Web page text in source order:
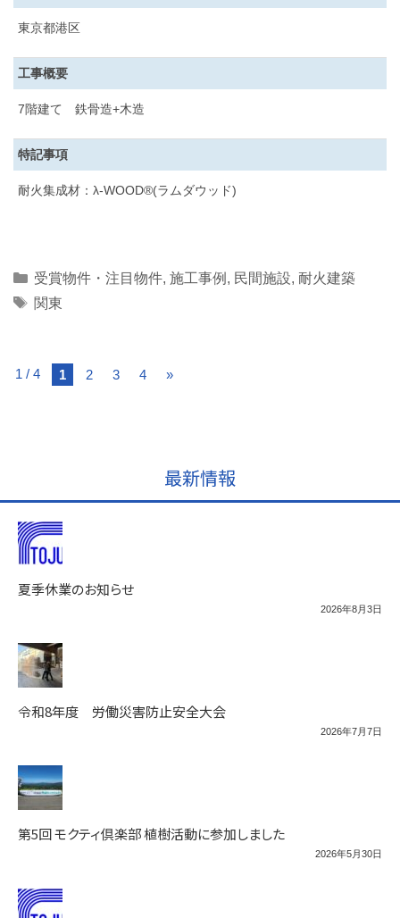
東京都港区
工事概要
7階建て 鉄骨造+木造
特記事項
耐火集成材：λ-WOOD®(ラムダウッド)
Categories
受賞物件・注目物件, 施工事例 , 民間施設, 耐火建築
Tags
関東
1 / 4 1 2 3 4 »
最新情報
夏季休業のお知らせ
2026年8月3日
令和8年度 労働災害防止安全大会
2026年7月7日
第5回 モクティ倶楽部 植樹活動に参加しました
2026年5月30日